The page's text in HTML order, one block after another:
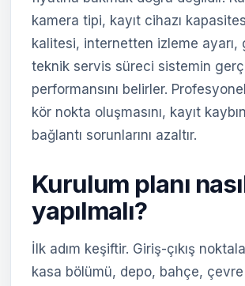
kamera tipi, kayıt cihazı
kalitesi, internetten izleme ayarı,
teknik servis süreci sistemin
performansını belirler.
kör nokta oluşmasını, kayıt
bağlantı sorunlarını azaltır.
Kurulum planı
yapılmalı?
İlk adım keşiftir. Giriş-çıkış
kasa bölümü, depo, bahçe, çevre